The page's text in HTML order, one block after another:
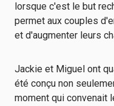
lorsque c'est le but
permet aux couples
et d'augmenter leurs
Jackie et Miguel ont
été conçu non
moment qui convenait